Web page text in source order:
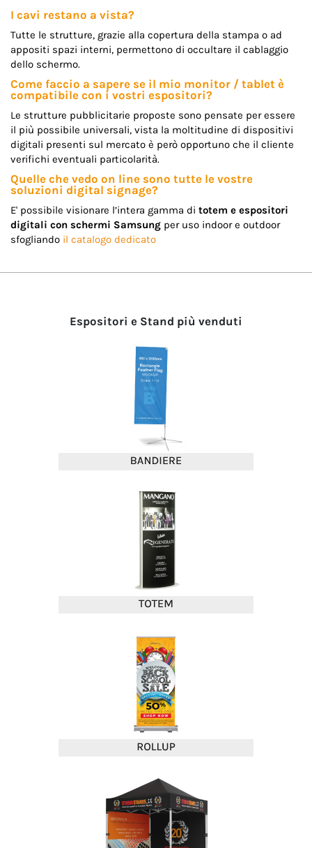
I cavi restano a vista?
Tutte le strutture, grazie alla copertura della stampa o ad
appositi spazi interni, permettono di occultare il cablaggio
dello schermo.
Come faccio a sapere se il mio monitor / tablet è
compatibile con i vostri espositori?
Le strutture pubblicitarie proposte sono pensate per essere
il più possibile universali, vista la moltitudine di dispositivi
digitali presenti sul mercato è però opportuno che il cliente
verifichi eventuali particolarità.
Quelle che vedo on line sono tutte le vostre
soluzioni digital signage?
E' possibile visionare l’intera gamma di totem e espositori
digitali con schermi Samsung per uso indoor e outdoor
sfogliando il catalogo dedicato
Espositori e Stand più venduti